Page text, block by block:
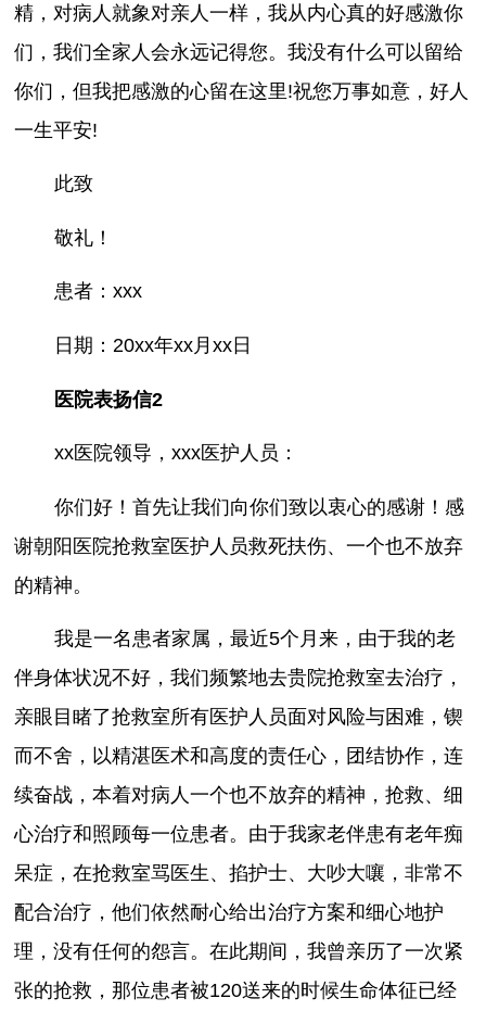
精，对病人就象对亲人一样，我从内心真的好感激你
们，我们全家人会永远记得您。我没有什么可以留给
你们，但我把感激的心留在这里!祝您万事如意，好人
一生平安!
此致
敬礼！
患者：xxx
日期：20xx年xx月xx日
医院表扬信2
xx医院领导，xxx医护人员：
你们好！首先让我们向你们致以衷心的感谢！感
谢朝阳医院抢救室医护人员救死扶伤、一个也不放弃
的精神。
我是一名患者家属，最近5个月来，由于我的老
伴身体状况不好，我们频繁地去贵院抢救室去治疗，
亲眼目睹了抢救室所有医护人员面对风险与困难，锲
而不舍，以精湛医术和高度的责任心，团结协作，连
续奋战，本着对病人一个也不放弃的精神，抢救、细
心治疗和照顾每一位患者。由于我家老伴患有老年痴
呆症，在抢救室骂医生、掐护士、大吵大嚷，非常不
配合治疗，他们依然耐心给出治疗方案和细心地护
理，没有任何的怨言。在此期间，我曾亲历了一次紧
张的抢救，那位患者被120送来的时候生命体征已经